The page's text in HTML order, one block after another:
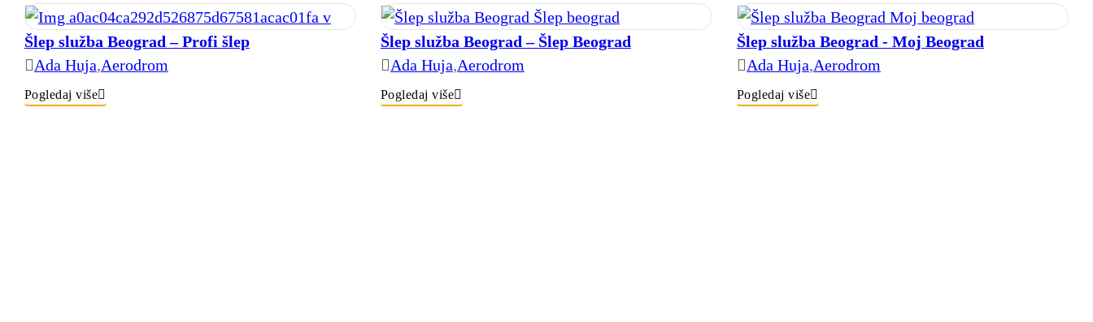
Šlep služba Beograd – Profi šlep
Ada Huja,Aerodrom
Pogledaj više
Šlep služba Beograd – Šlep Beograd
Ada Huja,Aerodrom
Pogledaj više
Šlep služba Beograd - Moj Beograd
Ada Huja,Aerodrom
Pogledaj više